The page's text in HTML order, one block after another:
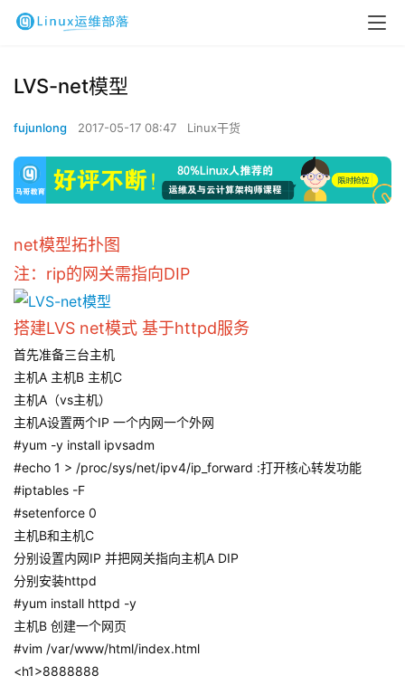
LVS-net模型
fujunlong 2017-05-17 08:47 Linux干货
net模型拓扑图
注：rip的网关需指向DIP
搭建LVS net模式 基于httpd服务
首先准备三台主机
主机A 主机B 主机C
主机A（vs主机）
主机A设置两个IP 一个内网一个外网
#yum -y install ipvsadm
#echo 1 > /proc/sys/net/ipv4/ip_forward :打开核心转发功能
#iptables -F
#setenforce 0
主机B和主机C
分别设置内网IP 并把网关指向主机A DIP
分别安装httpd
#yum install httpd -y
主机B 创建一个网页
#vim /var/www/html/index.html
<h1>8888888